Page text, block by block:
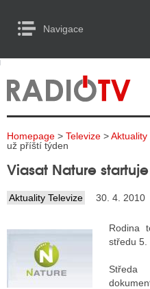
Navigace
RADIA
TELEVIZE
INTERNET
TISK
RÁDIÍ
to Content
Homepage > Televize >Aktuality
už příští týden
Viasat Nature
Aktuality Televize 30. 4. 2010
Rodina
středu 5.